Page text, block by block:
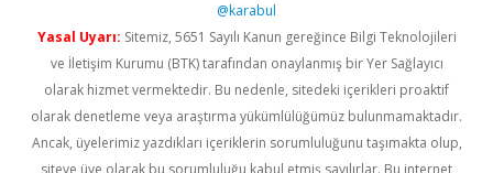
@karabul
Yasal Uyarı: Sitemiz, 5651 Sayılı Kanun gereğince Bilgi Teknolojileri
ve İletişim Kurumu (BTK) tarafından onaylanmış bir Yer Sağlayıcı
olarak hizmet vermektedir. Bu nedenle, sitedeki içerikleri proaktif
olarak denetleme veya araştırma yükümlülüğümüz bulunmamaktadır.
Ancak, üyelerimiz yazdıkları içeriklerin sorumluluğunu taşımakta olup,
siteye üye olarak bu sorumluluğu kabul etmiş sayılırlar. Bu internet